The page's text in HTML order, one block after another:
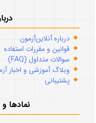
درباره آنلاین‌آزمون
قوانین و مقررات استفاده
سوالات متداول (FAQ)
وبلاگ آموزشی و اخبار
پشتیبانی
نمادها